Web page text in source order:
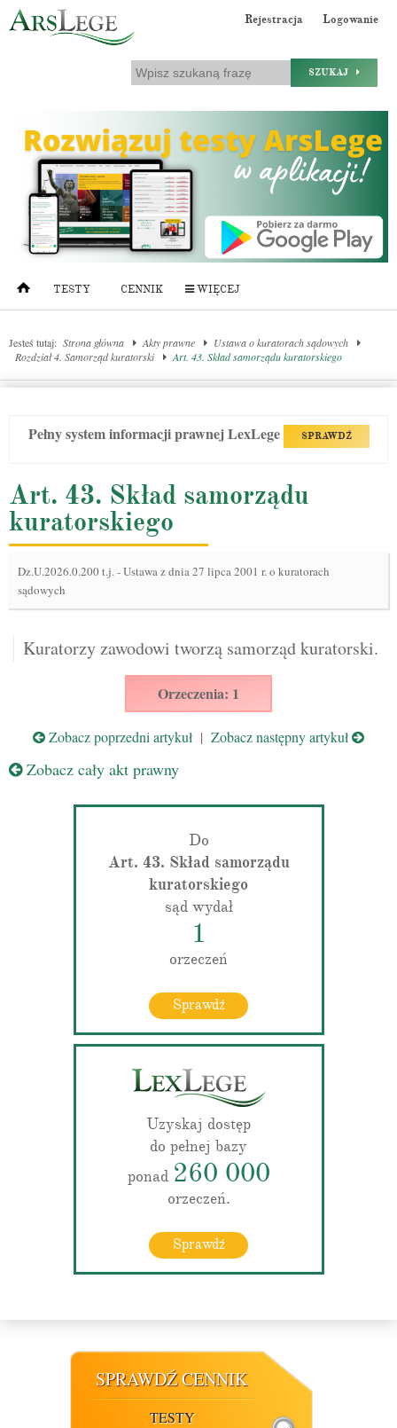
Rejestracja Logowanie
SZUKAJ
TESTY CENNIK WIĘCEJ
Jesteś tutaj: Strona główna Akty prawne
Ustawa o kuratorach sądowych
Rozdział 4. Samorząd kuratorski
Art. 43. Skład samorządu kuratorskiego
Pełny system informacji prawnej LexLege SPRAWDŹ
Art. 43. Skład samorządu
kuratorskiego
Dz.U.2026.0.200 t.j.-Ustawa z dnia 27 lipca 2001 r. o kuratorach
sądowych
Kuratorzy zawodowi tworzą samorząd kuratorski.
Orzeczenia: 1
Zobacz poprzedni artykuł | Zobacz następny artykuł
Zobacz cały akt prawny
Do
Art. 43. Skład samorządu
kuratorskiego
sąd wydał
1
orzeczeń
Sprawdź
Uzyskaj dostęp
do pełnej bazy
ponad 260 000
orzeczeń.
Sprawdź
SPRAWDŹ CENNIK
TESTY